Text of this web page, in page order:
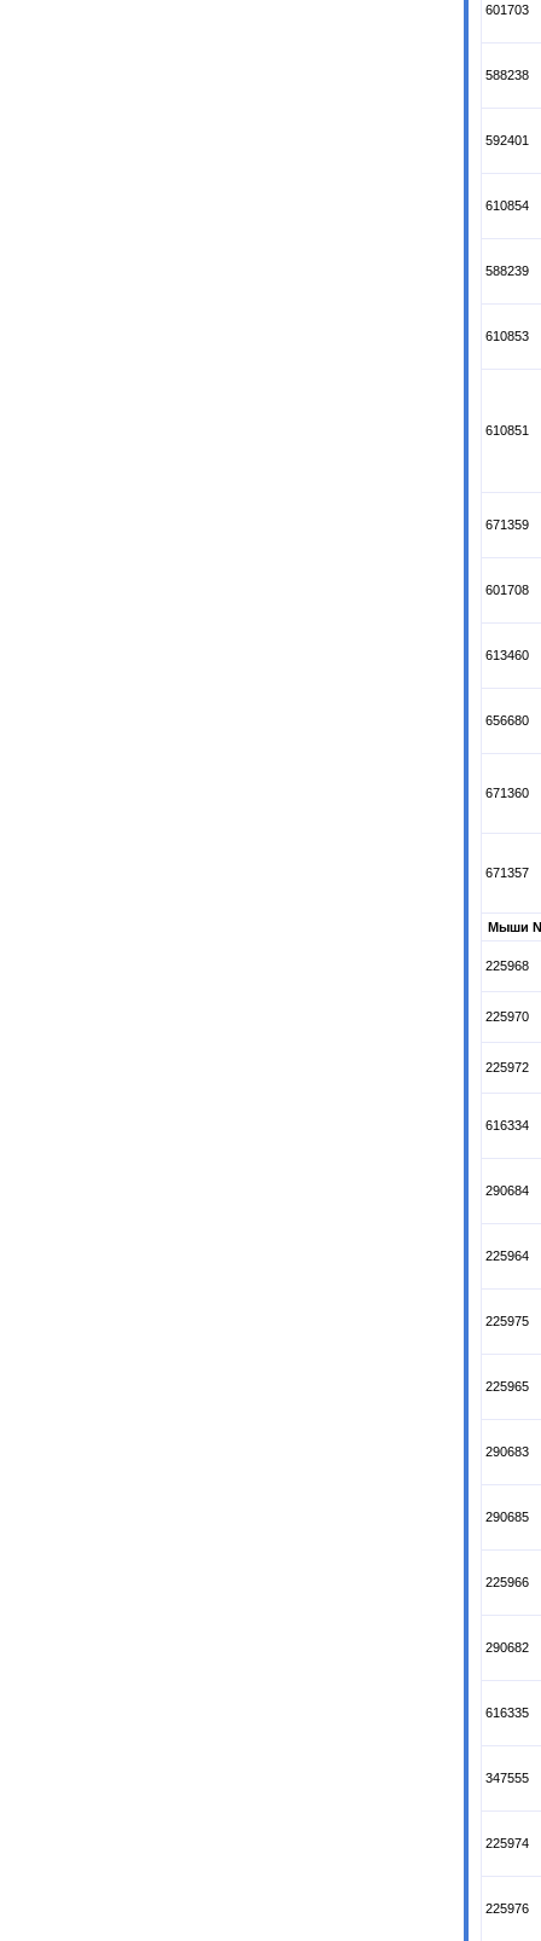
601703
588238
592401
610854
588239
610853
610851
671359
601708
613460
656680
671360
671357
Мыши
225968
225970
225972
616334
290684
225964
225975
225965
290683
290685
225966
290682
616335
347555
225974
225976